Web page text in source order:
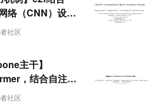
社区
络（CNN）设计
社区
主干】
，结合自注意
干网络